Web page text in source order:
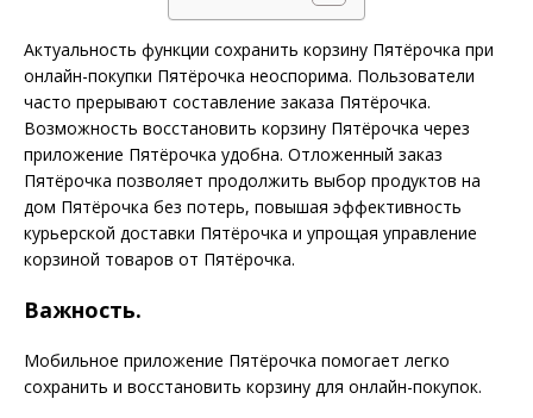
Актуальность функции сохранить корзину Пятёрочка при
онлайн-покупки Пятёрочка неоспорима. Пользователи
часто прерывают составление заказа Пятёрочка.
Возможность восстановить корзину Пятёрочка через
приложение Пятёрочка удобна. Отложенный заказ
Пятёрочка позволяет продолжить выбор продуктов на
дом Пятёрочка без потерь, повышая эффективность
курьерской доставки Пятёрочка и упрощая управление
корзиной товаров от Пятёрочка.
Важность.
Мобильное приложение Пятёрочка помогает легко
сохранить и восстановить корзину для онлайн-покупок.